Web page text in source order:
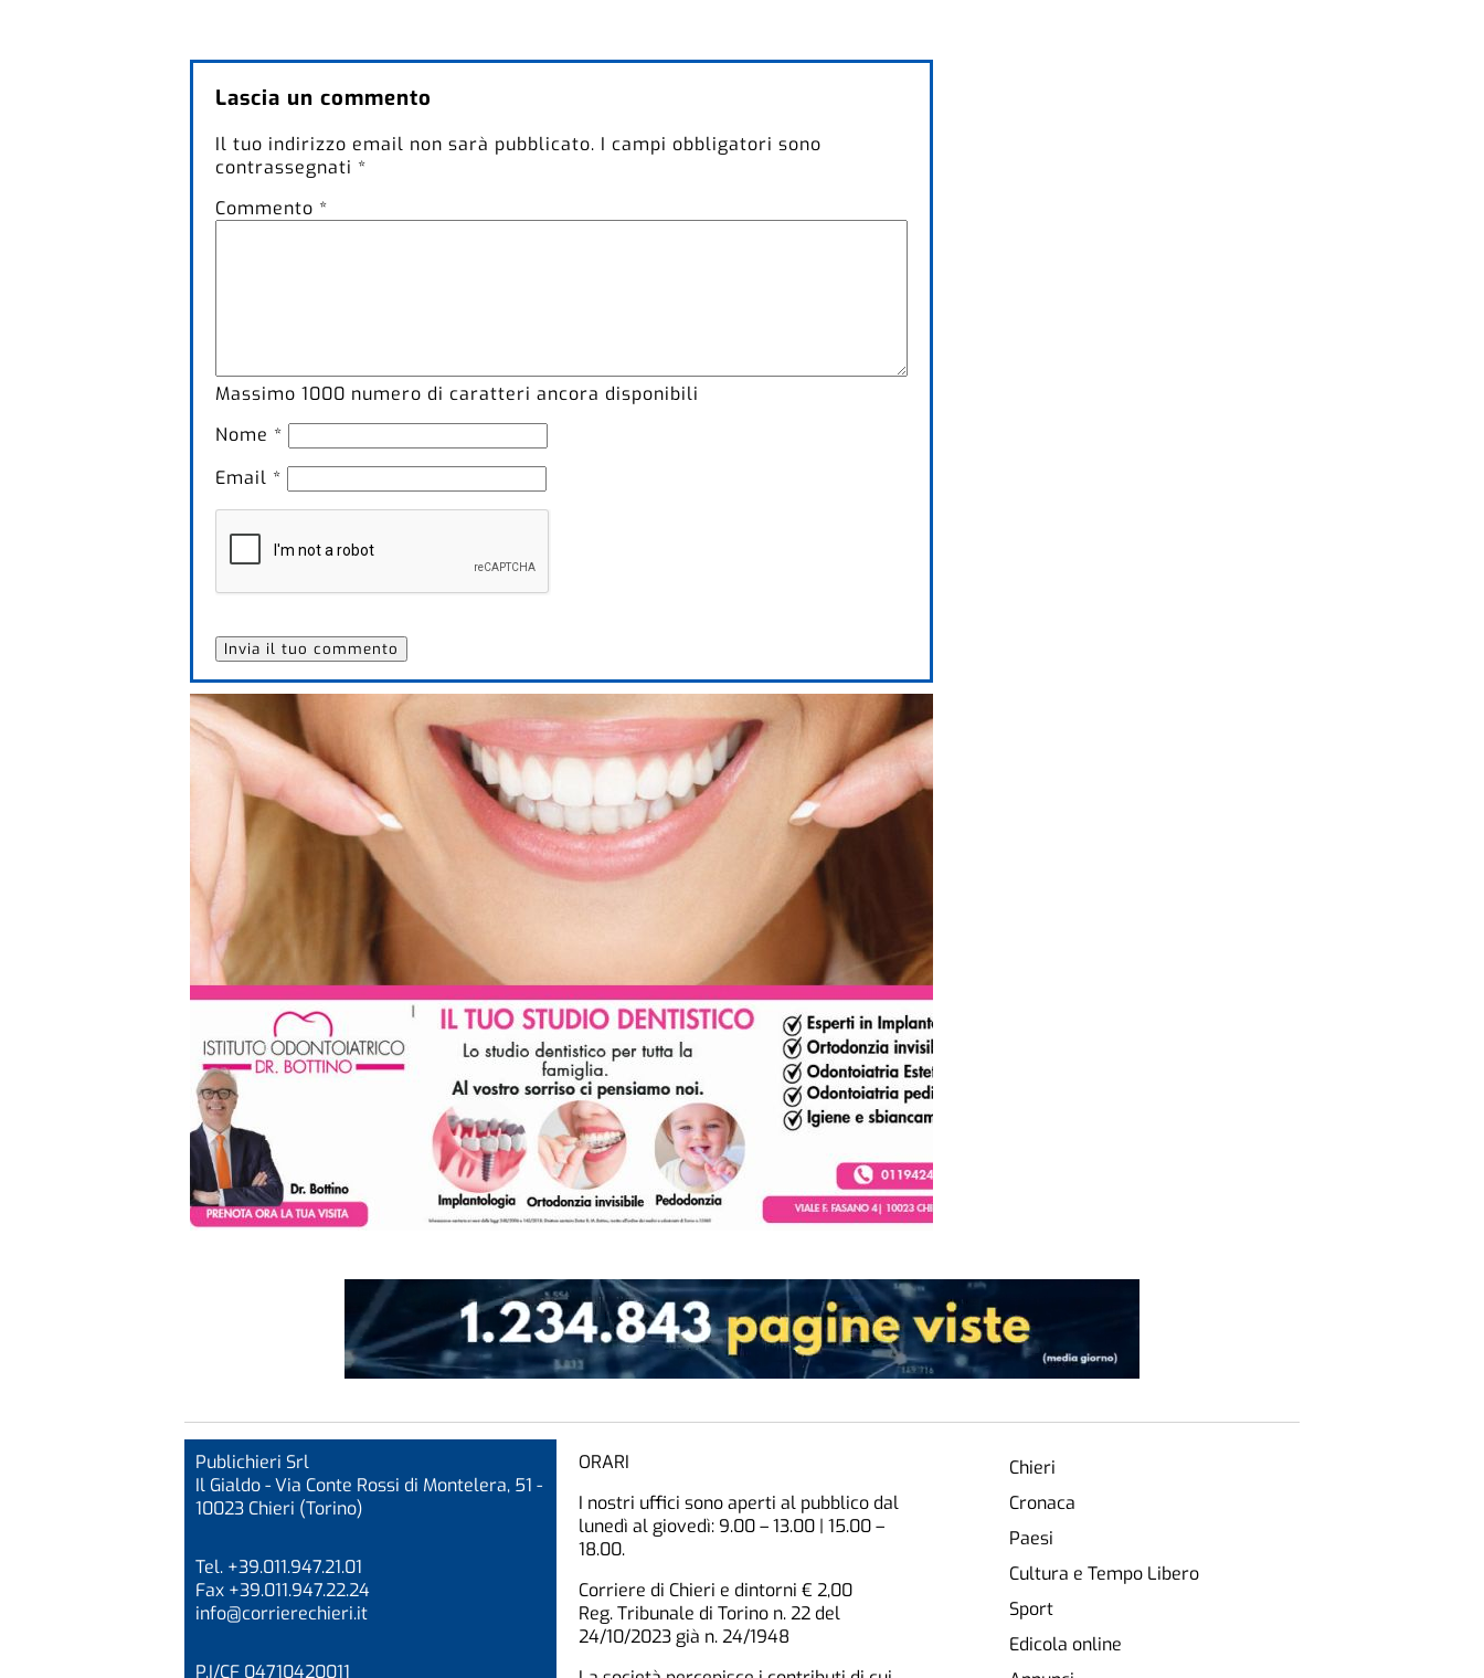
Lascia un commento
Il tuo indirizzo email non sarà pubblicato. I campi obbligatori sono
contrassegnati *
Commento *
Massimo 1000 numero di caratteri ancora disponibili
Nome *
Email *
Publichieri Srl
Il Gialdo - Via Conte Rossi di Montelera, 51 -
10023 Chieri (Torino)
Tel. +39.011.947.21.01
Fax +39.011.947.22.24
info@corrierechieri.it
P.I/CF 04710420011
ORARI
I nostri uffici sono aperti al pubblico dal
lunedì al giovedì: 9.00 – 13.00 | 15.00 –
18.00.
Corriere di Chieri e dintorni € 2,00
Reg. Tribunale di Torino n. 22 del
24/10/2023 già n. 24/1948
Chieri
Cronaca
Paesi
Cultura e Tempo Libero
Sport
Edicola online